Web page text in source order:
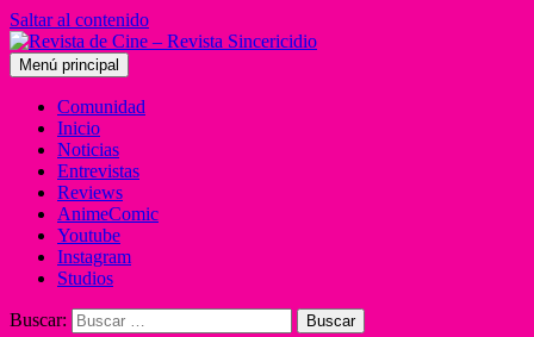
Saltar al contenido
Menú principal
Comunidad
Inicio
Noticias
Entrevistas
Reviews
AnimeComic
Youtube
Instagram
Studios
Buscar: